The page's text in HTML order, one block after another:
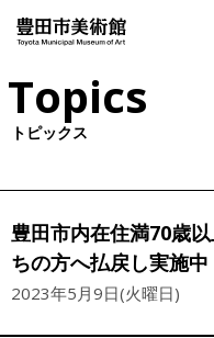
Topics
トピックス
豊田市内在住満70歳
ちの方へ払戻し実施中
2023年5月9日(火曜日)